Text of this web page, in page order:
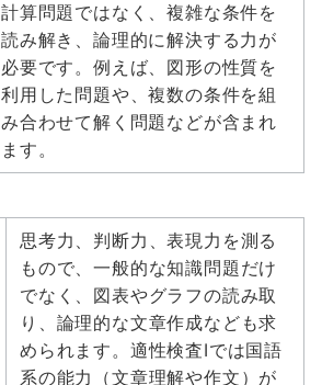
計算問題ではなく、複雑な条件を
読み解き、論理的に解決する力が
必要です。例えば、図形の性質を
利用した問題や、複数の条件を組
み合わせて解く問題などが含まれ
ます。
思考力、判断力、表現力を測る
もので、一般的な知識問題だけ
でなく、図表やグラフの読み取
り、論理的な文章作成なども求
められます。適性検査Ⅰでは国語
系の能力（文章理解や作文）が